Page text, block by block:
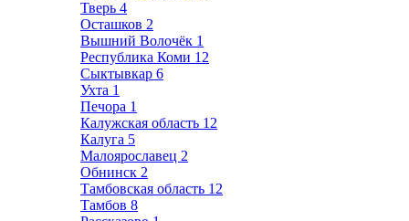
Тверь 4
Осташков 2
Вышний Волочёк 1
Республика Коми 12
Сыктывкар 6
Ухта 1
Печора 1
Калужская область 12
Калуга 5
Малоярославец 2
Обнинск 2
Тамбовская область 12
Тамбов 8